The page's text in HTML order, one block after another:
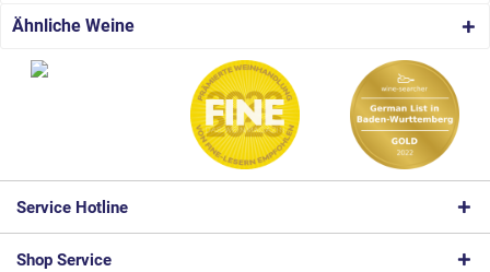
Ähnliche Weine
Service Hotline
Shop Service